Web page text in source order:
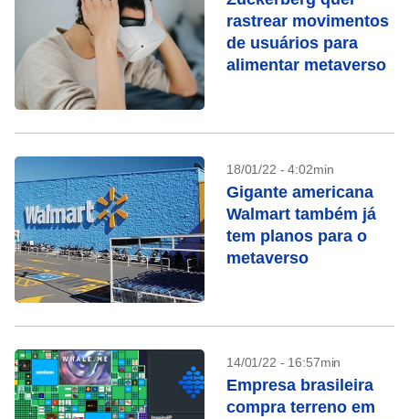
rastrear movimentos
de usuários para
alimentar metaverso
18/01/22 - 4:02min
Gigante americana
Walmart também já
tem planos para o
metaverso
14/01/22 - 16:57min
Empresa brasileira
compra terreno em